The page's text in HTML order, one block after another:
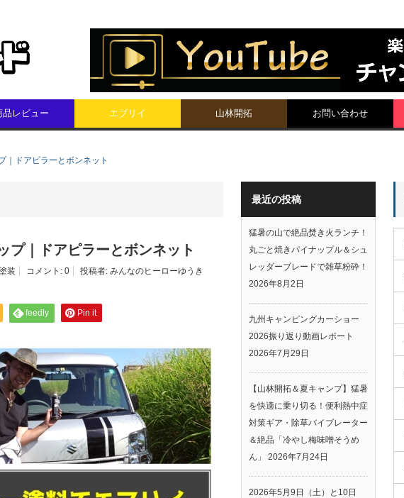
品レビュー エブリイ 山林開拓 お問い合わせ
｜ドアピラーとボンネット
プ｜ドアピラーとボンネット
装 コメント: 0 投稿者: みんなのヒーローゆうき
feedly Pin it
最近の投稿
猛暑の山で絶品焚き火ランチ！
丸ごと焼きパイナップル＆シュ
レッダーブレードで雑草粉砕！
2026年8月2日
九州キャンピングカーショー
2026振り返り動画レポート
2026年7月29日
【山林開拓＆夏キャンプ】猛暑
を快適に乗り切る！便利熱中症
対策ギア・除草バイブレーター
＆絶品「冷やし梅味噌そうめ
ん」
2026年7月24日
2026年5月9日（土）と10日